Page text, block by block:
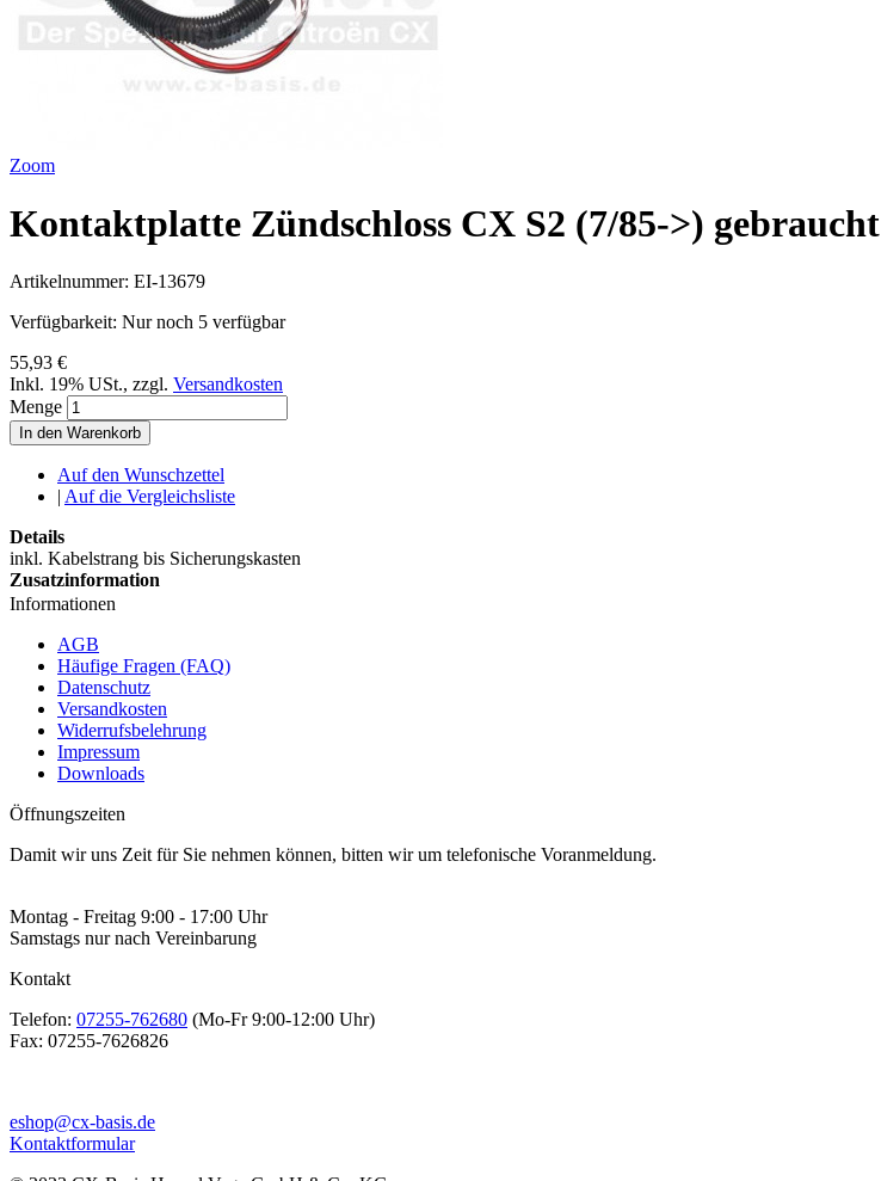
Zoom
Kontaktplatte Zündschloss CX S2 (7/85->) gebraucht
Artikelnummer: EI-13679
Verfügbarkeit: Nur noch 5 verfügbar
55,93 €
Inkl. 19% USt., zzgl. Versandkosten
Menge
In den Warenkorb
Auf den Wunschzettel
| Auf die Vergleichsliste
Details
inkl. Kabelstrang bis Sicherungskasten
Zusatzinformation
Informationen
AGB
Häufige Fragen (FAQ)
Datenschutz
Versandkosten
Widerrufsbelehrung
Impressum
Downloads
Öffnungszeiten
Damit wir uns Zeit für Sie nehmen können, bitten wir um telefonische Voranmeldung.
Montag - Freitag 9:00 - 17:00 Uhr
Samstags nur nach Vereinbarung
Kontakt
Telefon: 07255-762680 (Mo-Fr 9:00-12:00 Uhr)
Fax: 07255-7626826
eshop@cx-basis.de
Kontaktformular